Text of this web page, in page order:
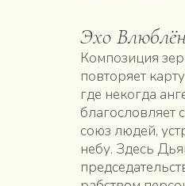
Эхо
Композиция
повторяет
где некогда
благословляет
союз людей,
небу. Здесь